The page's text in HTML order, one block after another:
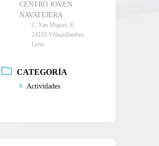
CENTRO JOVEN
NAVATEJERA
C. San Miguel, 8,
24193 Villaquilambre,
León
CATEGORÍA
Actividades